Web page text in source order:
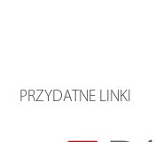
PRZYDATNE LINKI